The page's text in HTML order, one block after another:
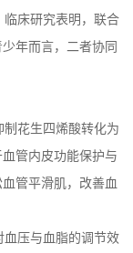
床研究表明，联合
年而言，二者协同
制花生四烯酸转化为
管内皮功能保护与
管平滑肌，改善血
血压与血脂的调节效